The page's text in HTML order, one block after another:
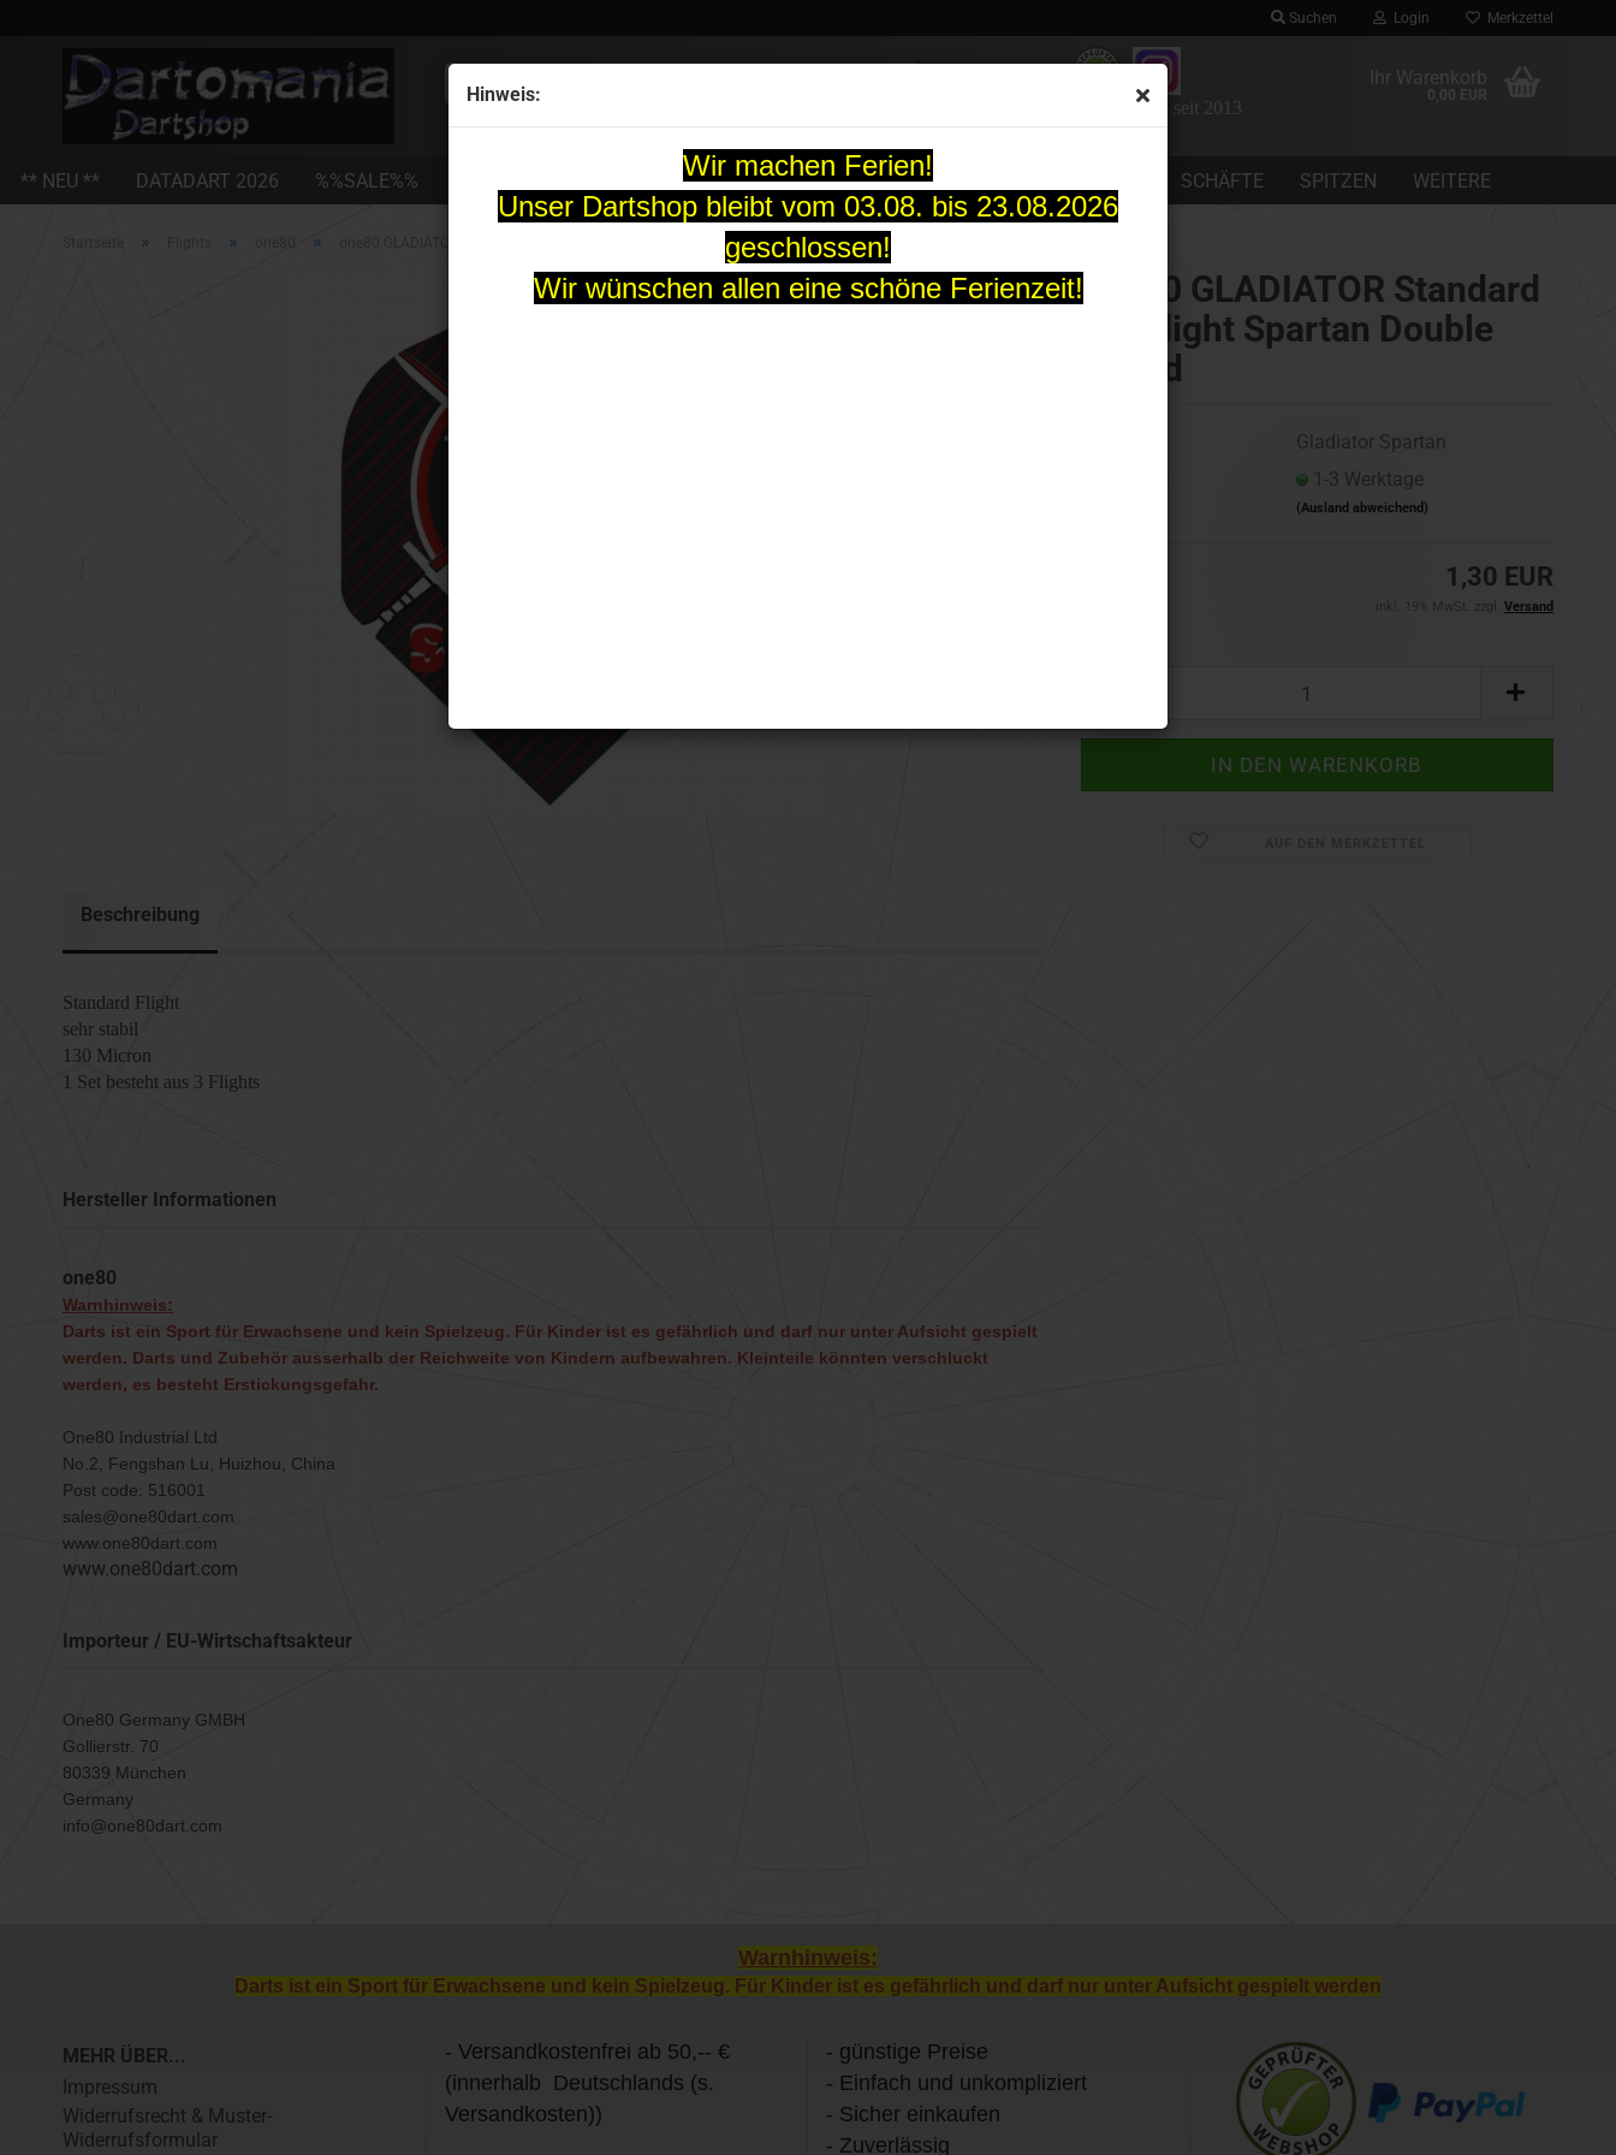
Hinweis:
Wir machen Ferien!
Unser Dartshop bleibt vom 03.08. bis 23.08.2026
geschlossen!
Wir wünschen allen eine schöne Ferienzeit!
Suchen Login Merkzettel
Alle
13 Jahre Dartomania seit 2013
Ihr Warenkorb
0,00 EUR
** NEU ** DATADART 2026 %%SALE%% SOFT-DARTS DARTBOARDS FLIGHTS SCHÄFTE SPITZEN WEITERE
» » » one80 GLADIATOR Standard Dartflight Spartan Double Sword
one80 GLADIATOR Standard
Dartflight Spartan Double
Sword
Gladiator Spartan
1-3 Werktage
(Ausland abweichend)
1,30 EUR
inkl. 19% MwSt. zzgl. Versand
Beschreibung
Standard Flight
sehr stabil
130 Micron
1 Set besteht aus 3 Flights
Hersteller Informationen
one80
Warnhinweis:
Darts ist ein Sport für Erwachsene und kein Spielzeug. Für Kinder ist es gefährlich und darf nur unter Aufsicht gespielt
werden. Darts und Zubehör ausserhalb der Reichweite von Kindern aufbewahren. Kleinteile könnten verschluckt
werden, es besteht Erstickungsgefahr.
One80 Industrial Ltd
No.2, Fengshan Lu, Huizhou, China
Post code: 516001
sales@one80dart.com
www.one80dart.com
www.one80dart.com
Importeur / EU-Wirtschaftsakteur
One80 Germany GMBH
Gollierstr. 70
80339 München
Germany
info@one80dart.com
Warnhinweis:
Darts ist ein Sport für Erwachsene und kein Spielzeug. Für Kinder ist es gefährlich und darf nur unter Aufsicht gespielt werden
MEHR ÜBER...
Impressum
Widerrufsrecht & Muster-
Widerrufsformular
- Versandkostenfrei ab 50,-- €
(innerhalb Deutschlands (s.
Versandkosten))
- günstige Preise
- Einfach und unkompliziert
- Sicher einkaufen
- Zuverlässig